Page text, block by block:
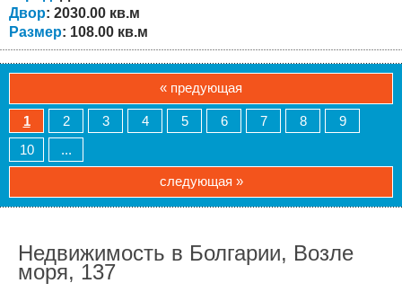
Двор: 2030.00 кв.м
Размер: 108.00 кв.м
« предующая
1 2 3 4 5 6 7 8
9
10
...
следующая »
Недвижимость в Болгарии, Возле
моря, 137